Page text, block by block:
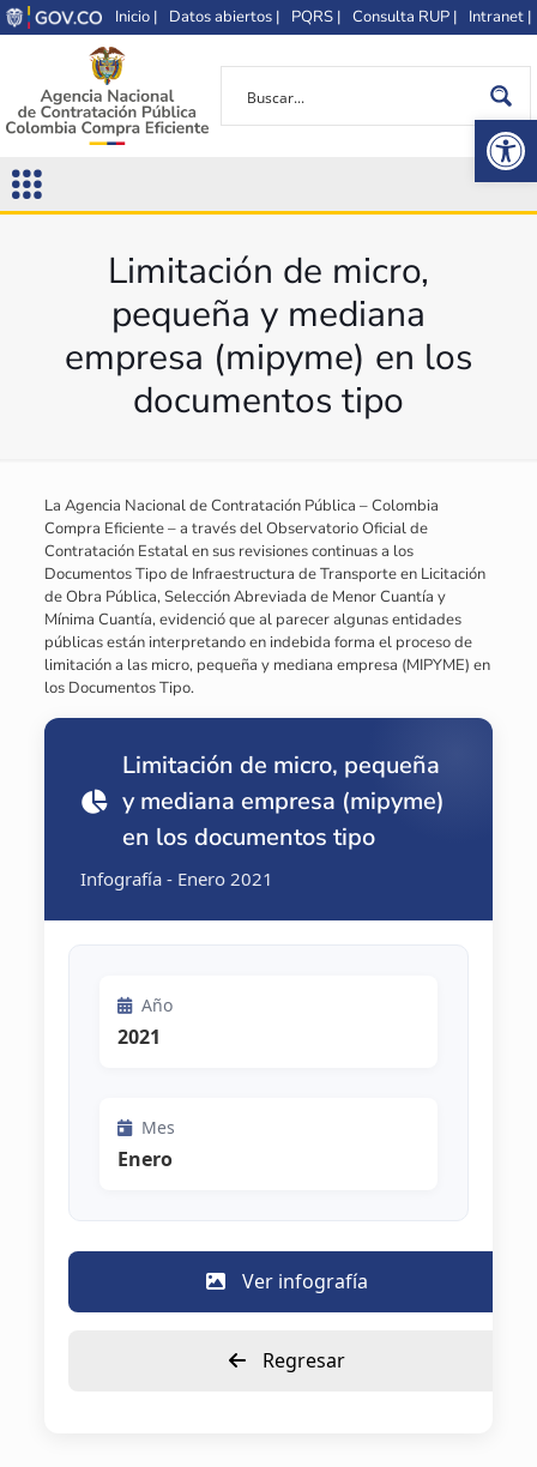
Inicio | Datos abiertos | PQRS | Consulta RUP | Intranet |
Limitación de micro,
pequeña y mediana
empresa (mipyme) en los
documentos tipo
La Agencia Nacional de Contratación Pública – Colombia
Compra Eficiente – a través del Observatorio Oficial de
Contratación Estatal en sus revisiones continuas a los
Documentos Tipo de Infraestructura de Transporte en Licitación
de Obra Pública, Selección Abreviada de Menor Cuantía y
Mínima Cuantía, evidenció que al parecer algunas entidades
públicas están interpretando en indebida forma el proceso de
limitación a las micro, pequeña y mediana empresa (MIPYME) en
los Documentos Tipo.
Limitación de micro, pequeña
y mediana empresa (mipyme)
en los documentos tipo
Infografía - Enero 2021
Año
2021
Mes
Enero
Ver infografía
Regresar